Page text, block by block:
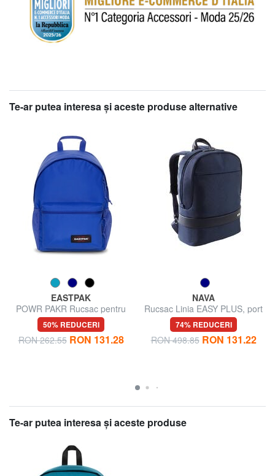
Te-ar putea interesa şi aceste produse alternative
EASTPAK
POWR PAKR Rucsac pentru
laptop de 13"
50% REDUCERI
RON 262.55 RON 131.28
NAVA
Rucsac Linia EASY PLUS, port
de 15,6 "pentru PC
74% REDUCERI
RON 498.85 RON 131.22
Te-ar putea interesa şi aceste produse